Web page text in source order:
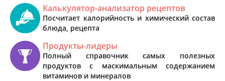
Калькулятор-анализатор рецептов
Посчитает калорийность и химический состав
блюда, рецепта
Продукты-лидеры
Полный справочник самых полезных
продуктов с маскимальным содержанием
витаминов и минералов